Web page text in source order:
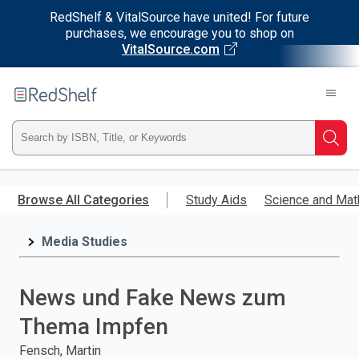
RedShelf & VitalSource have united! For future
purchases, we encourage you to shop on
VitalSource.com
main
RedShelf
Type
ISBN,
Title,
press
Browse All Categories Study Aids Science and
Media Studies
News und Fake News zum
Thema Impfen
Fensch, Martin